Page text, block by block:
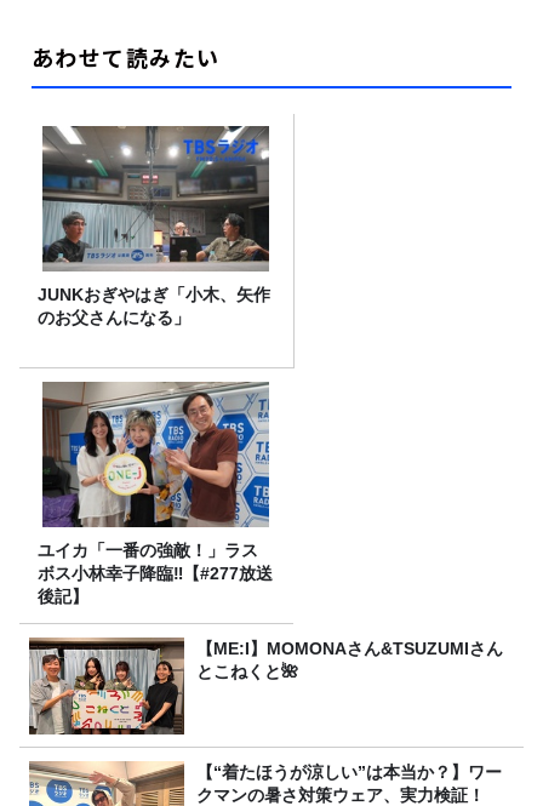
あわせて読みたい
JUNKおぎやはぎ「小木、矢作
のお父さんになる」
ユイカ「一番の強敵！」ラス
ボス小林幸子降臨‼【#277放送
後記】
【ME:I】MOMONAさん&TSUZUMIさん
とこねくと🌺
【“着たほうが涼しい”は本当か？】ワー
クマンの暑さ対策ウェア、実力検証！